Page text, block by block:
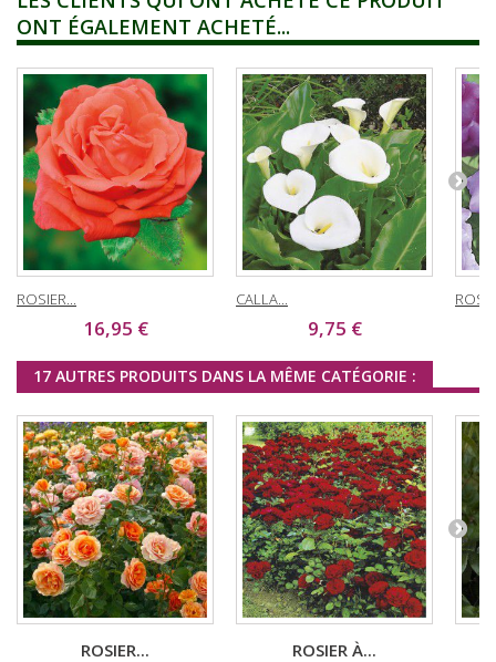
ONT ÉGALEMENT ACHETÉ...
ROSIER...
16,95 €
CALLA...
9,75 €
17 AUTRES PRODUITS DANS LA MÊME CATÉGORIE :
ROSIER... ROSIER À...